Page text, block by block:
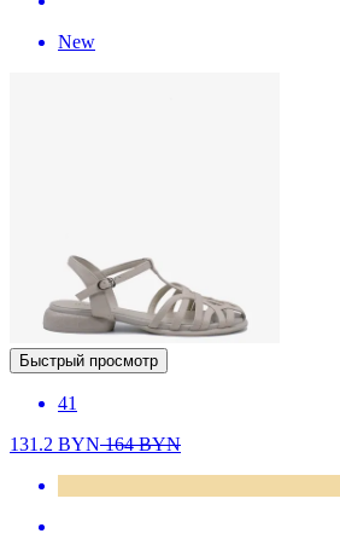
New
Быстрый просмотр
41
131.2 BYN164BYN